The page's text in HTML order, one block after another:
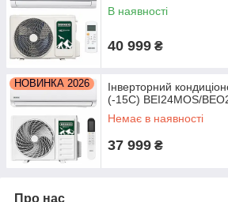
В наявності
40 999 ₴
НОВИНКА 2026
Інверторний
(-15С) BEI24MOS/
Немає в наявності
37 999 ₴
Про нас